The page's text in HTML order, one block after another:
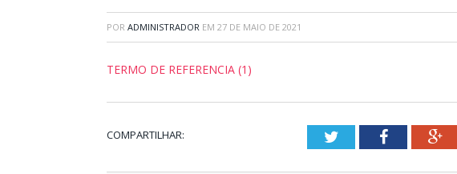
POR ADMINISTRADOR EM 27 DE MAIO DE 2021
TERMO DE REFERENCIA (1)
COMPARTILHAR: TwitterFacebook